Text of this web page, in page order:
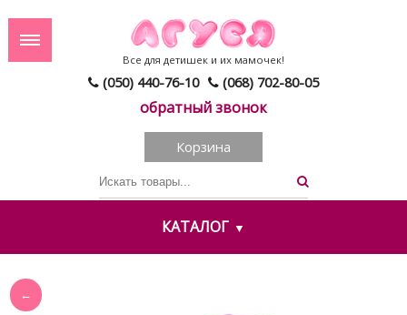
(050) 440-76-10 (068) 702-80-05
обратный звонок
Все для детишек и их мамочек!
Корзина
КАТАЛОГ